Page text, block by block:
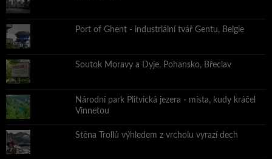
Port of Ghent - industriální tvář Gentu, Belgie
Soutok Moravy a Dyje, Pohansko, Břeclav
Národní park Plitvická jezera - místa, kudy kráčel
Vinnetou
Stěna Trollů výhledem z vrcholu vyrazí dech